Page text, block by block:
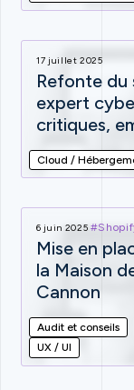
17 juillet 2025
Refonte du
expert
critiques,
Cloud /
6 juin 2025
Mise en
la Maison
Cannon
Audit et conseils
UX / UI